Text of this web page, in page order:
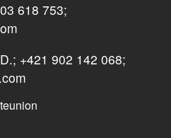
618 753;
+421 902 142 068;